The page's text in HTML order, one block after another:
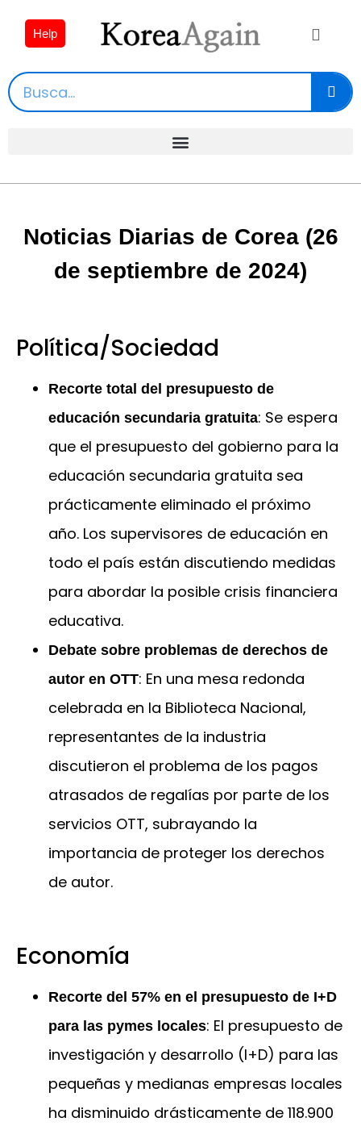
Help
Noticias Diarias de Corea (26
de septiembre de 2024)
Política/Sociedad
Recorte total del presupuesto de
educación secundaria gratuita: Se espera
que el presupuesto del gobierno para la
educación secundaria gratuita sea
prácticamente eliminado el próximo
año. Los supervisores de educación en
todo el país están discutiendo medidas
para abordar la posible crisis financiera
educativa.
Debate sobre problemas de derechos de
autor en OTT: En una mesa redonda
celebrada en la Biblioteca Nacional,
representantes de la industria
discutieron el problema de los pagos
atrasados de regalías por parte de los
servicios OTT, subrayando la
importancia de proteger los derechos
de autor.
Economía
Recorte del 57% en el presupuesto de I+D
para las pymes locales: El presupuesto de
investigación y desarrollo (I+D) para las
pequeñas y medianas empresas locales
ha disminuido drásticamente de 118.900